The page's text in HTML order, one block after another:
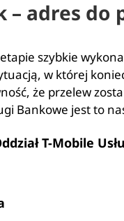
– adres do
szybkie
w której
że przelew
Bankowe jest to
T-Mobile